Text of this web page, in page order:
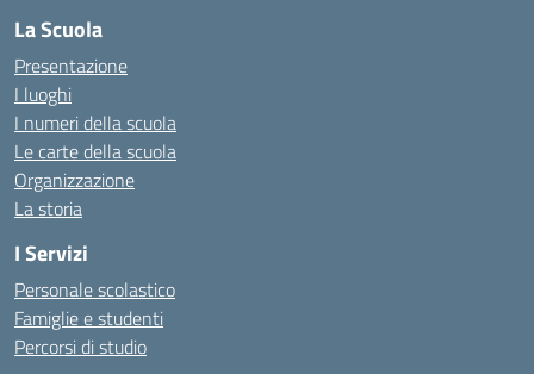
La Scuola
Presentazione
I luoghi
I numeri della scuola
Le carte della scuola
Organizzazione
La storia
I Servizi
Personale scolastico
Famiglie e studenti
Percorsi di studio